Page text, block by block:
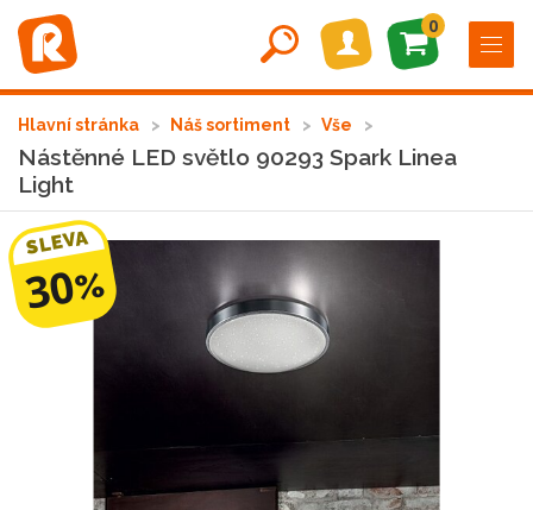
0
Hlavní stránka Náš sortiment Vše
Nástěnné LED světlo 90293 Spark Linea
Light
SLEVA
30%